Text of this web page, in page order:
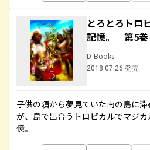
とろとろトロ
記憶。 第5巻
D-Books
2018.07.26 発売
子供の頃から夢見ていた南の島に
が、島で出合うトロピカルでマジ
憶。